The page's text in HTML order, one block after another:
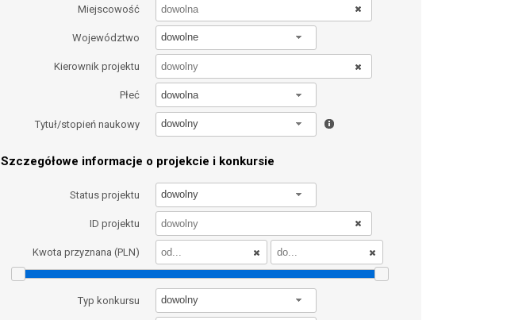
Miejscowość
Województwo dowolne
Kierownik projektu
Płeć dowolna
Tytuł/stopień naukowy dowolny
Szczegółowe informacje o projekcie i konkursie
Status projektu dowolny
ID projektu
Kwota przyznana (PLN)
Typ konkursu dowolny